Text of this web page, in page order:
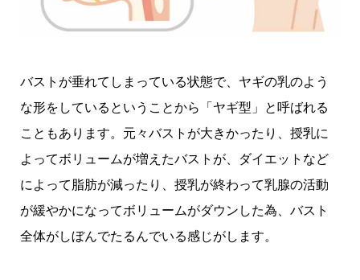
バストが垂れてしまっている状態で、ヤギの乳のよう
な形をしているということから「ヤギ型」と呼ばれる
こともあります。元々バストが大きかったり、授乳に
よってボリュームが増えたバストが、ダイエットなど
によって脂肪が減ったり、授乳が終わって乳腺の活動
が緩やかになってボリュームがダウンした為、バスト
全体がしぼんでたるんでいる感じがします。